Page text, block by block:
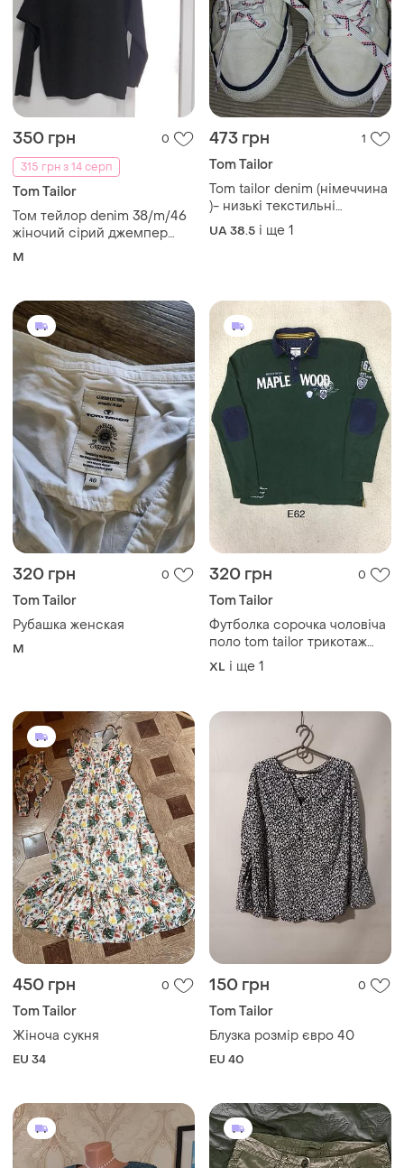
350 грн
0
315 грн з 14 серп
Tom Tailor
Том тейлор denim 38/m/46
жіночий сірий джемпер
мае вільний крій та мягку
ідеальний стан
M
473 грн 1
Tom Tailor
Tom tailor denim (німеччина
)- низькі текстильні
кеди,білі, р. 38-38 1/2 (25
см)
UA 38.5 і ще 1
320 грн 0
Tom Tailor
Рубашка женская
M
320 грн 0
Tom Tailor
Футболка сорочка чоловіча
поло tom tailor трикотаж
лонгслів
XL і ще 1
450 грн 0
Tom Tailor
Жіноча сукня
EU 34
150 грн 0
Tom Tailor
Блузка розмір євро 40
EU 40